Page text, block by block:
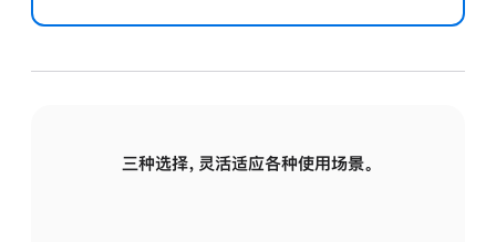
三种选择，灵活适应各种使用场景。